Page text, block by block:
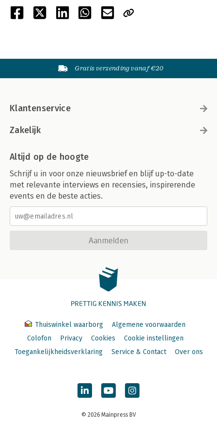
Gratis verzending vanaf €20
Klantenservice
Zakelijk
Altijd op de hoogte
Schrijf u in voor onze nieuwsbrief en blijf up-to-date
met relevante interviews en recensies, inspirerende
events en de beste acties.
Aanmelden
PRETTIG KENNIS MAKEN
Thuiswinkel waarborg
Algemene voorwaarden
Colofon
Privacy Cookies
Cookie instellingen
Toegankelijkheidsverklaring
Service & Contact Over ons
© 2026 Mainpress BV